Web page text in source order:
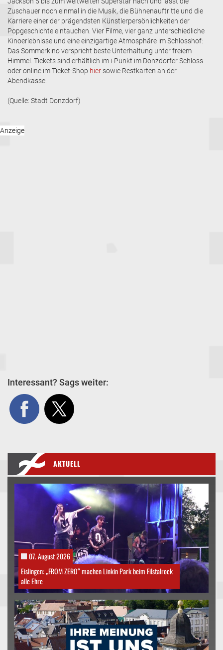
Zuschauer noch einmal in die Musik, die Bühnenauftritte und die
Karriere einer der prägendsten Künstlerpersönlichkeiten der
Popgeschichte eintauchen. Vier Filme, vier ganz unterschiedliche
Kinoerlebnisse und eine einzigartige Atmosphäre im Schlosshof:
Das Sommerkino verspricht beste Unterhaltung unter freiem
Himmel. Tickets sind erhältlich im i-Punkt im Donzdorfer Schloss
oder online im Ticket-Shop hier sowie Restkarten an der
Abendkasse.
(Quelle: Stadt Donzdorf)
Interessant? Sags weiter:
AKTUELL
07. August 2026
Eislingen: „FROM ZERO“ machen Linkin Park beim Filstalrock
alle Ehre